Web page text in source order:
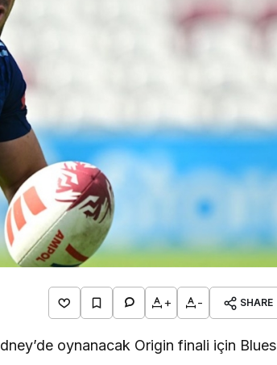
+ - SHARE
oynanacak Origin finali için Blues